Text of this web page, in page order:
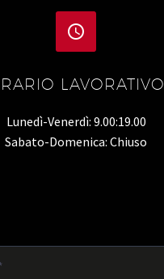


LAVORATIVO
Lunedì-Venerdì: 9.00:19.00
Sabato-Domenica: Chiuso